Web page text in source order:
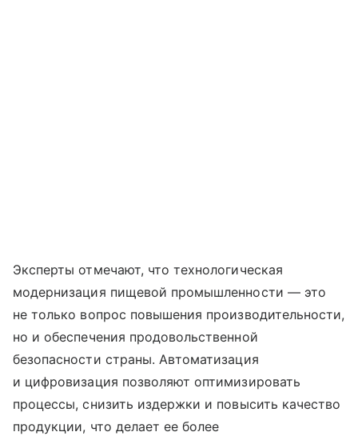
Эксперты отмечают, что технологическая
модернизация пищевой промышленности — это
не только вопрос повышения производительности,
но и обеспечения продовольственной
безопасности страны. Автоматизация
и цифровизация позволяют оптимизировать
процессы, снизить издержки и повысить качество
продукции, что делает ее более